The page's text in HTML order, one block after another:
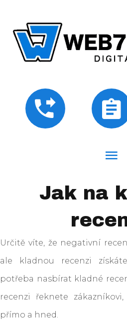
Jak na
Určitě víte, že negativní
ale kladnou recenzi
potřeba nasbírat kladné
recenzi řeknete
přímo a hned.